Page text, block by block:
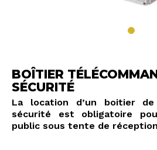
BOÎTIER
SÉCURITÉ
La location d’un boitier de
sécurité est obligatoire
public sous tente de